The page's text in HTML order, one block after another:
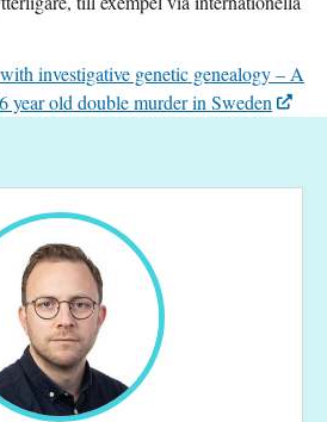
investigative genetic genealogy – A
year old double murder in Sweden